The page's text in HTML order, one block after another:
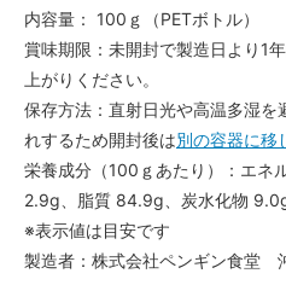
内容量： 100ｇ（PETボトル）
賞味期限：未開封で製造日より1
上がりください。
保存方法：直射日光や高温多湿
れするため開封後は別の容器に移
栄養成分（100ｇあたり）：エネ
2.9g、脂質 84.9g、炭水化物
※表示値は目安です
製造者：株式会社ペンギン食堂